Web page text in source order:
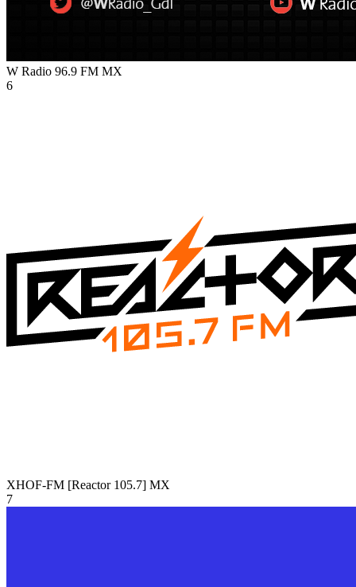
W Radio 96.9 FM MX
6
XHOF-FM [Reactor 105.7] MX
7